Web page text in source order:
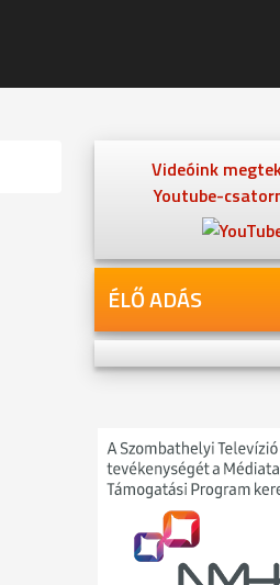
Videóink
Youtube-
ÉLŐ ADÁS